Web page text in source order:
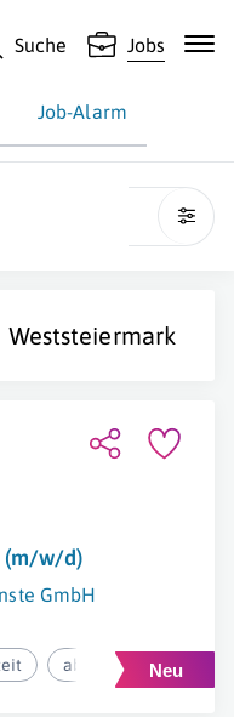
Suche Jobs
Job-Alarm
Weststeiermark
(m/w/d)
GmbH
ab 5.100€ pro Monat